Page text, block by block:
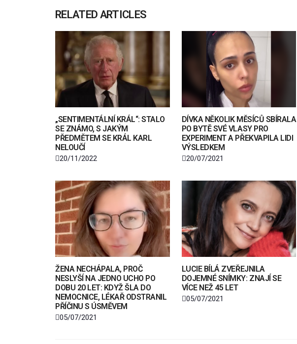
RELATED ARTICLES
„SENTIMENTÁLNÍ KRÁL“: STALO
SE ZNÁMO, S JAKÝM
PŘEDMĚTEM SE KRÁL KARL
NELOUČÍ
20/11/2022
DÍVKA NĚKOLIK MĚSÍCŮ SBÍRALA
PO BYTĚ SVÉ VLASY PRO
EXPERIMENT A PŘEKVAPILA LIDI
VÝSLEDKEM
20/07/2021
ŽENA NECHÁPALA, PROČ
NESLYŠÍ NA JEDNO UCHO PO
DOBU 20 LET: KDYŽ ŠLA DO
NEMOCNICE, LÉKAŘ ODSTRANIL
PŘÍČINU S ÚSMĚVEM
05/07/2021
LUCIE BÍLÁ ZVEŘEJNILA
DOJEMNÉ SNÍMKY: ZNAJÍ SE
VÍCE NEŽ 45 LET
05/07/2021